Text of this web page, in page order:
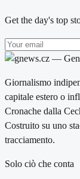
Get the day's top
Giornalismo
capitale estero o
Cronache dalla
Costruito su uno
tracciamento.
Solo ciò che conta